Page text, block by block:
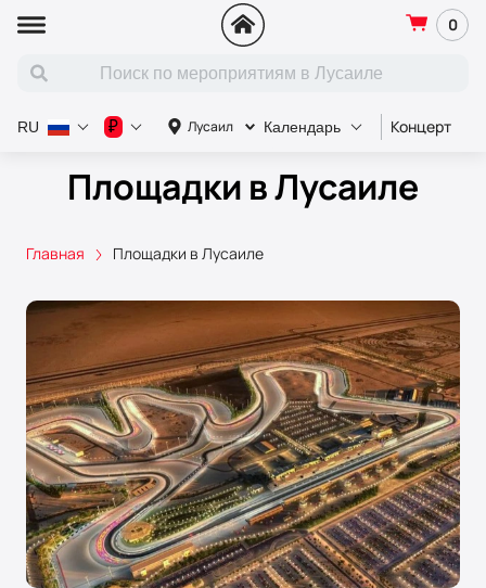
0
Лусаил Календарь Концерт
RU ₽
Площадки в Лусаиле
Главная Площадки в Лусаиле